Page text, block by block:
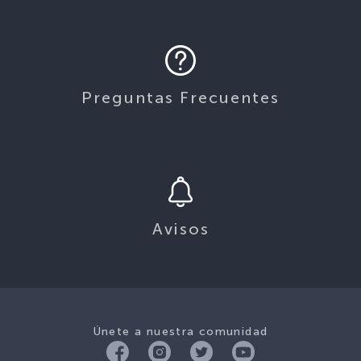
Preguntas Frecuentes
Avisos
Únete a nuestra comunidad